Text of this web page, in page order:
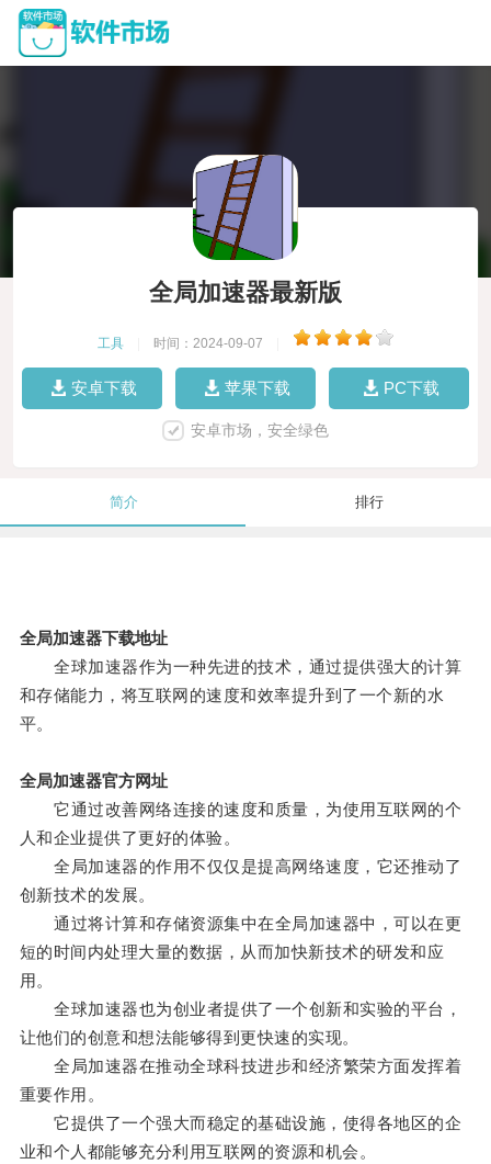
全局加速器最新版
工具 时间：2024-09-07
安卓下载 苹果下载 PC下载
安卓市场，安全绿色
简介 排行
全局加速器下载地址
全球加速器作为一种先进的技术，通过提供强大的计算
和存储能力，将互联网的速度和效率提升到了一个新的水
平。
全局加速器官方网址
它通过改善网络连接的速度和质量，为使用互联网的个
人和企业提供了更好的体验。
全局加速器的作用不仅仅是提高网络速度，它还推动了
创新技术的发展。
通过将计算和存储资源集中在全局加速器中，可以在更
短的时间内处理大量的数据，从而加快新技术的研发和应
用。
全球加速器也为创业者提供了一个创新和实验的平台，
让他们的创意和想法能够得到更快速的实现。
全局加速器在推动全球科技进步和经济繁荣方面发挥着
重要作用。
它提供了一个强大而稳定的基础设施，使得各地区的企
业和个人都能够充分利用互联网的资源和机会。